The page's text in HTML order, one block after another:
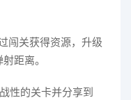
闯关获得资源，升级
距离。
性的关卡并分享到